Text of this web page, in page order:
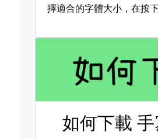
擇適合的字體大小，在按
如何下載手